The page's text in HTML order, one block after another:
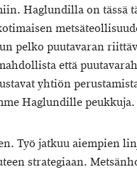
Haglundilla on tässä
pelko puutavaran
että
yhtiön
Haglundille peukkuja.
Työ jatkuu aiempien
strategiaan.